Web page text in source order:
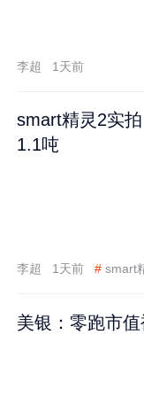
李超 1天前
smart精灵2实
1.1吨
李超 1天前 # smart
美银：零跑市